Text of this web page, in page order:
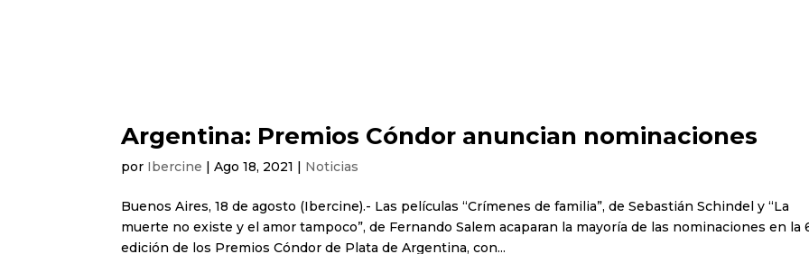
Argentina: Premios Cóndor anuncian nominaciones
por Ibercine |Ago 18, 2021 | Noticias
Buenos Aires, 18 de agosto (Ibercine).- Las películas “Crímenes de familia”, de Sebastián Schindel y “La
muerte no existe y el amor tampoco”, de Fernando Salem acaparan la mayoría de las nominaciones en la
edición de los Premios Cóndor de Plata de Argentina, con...